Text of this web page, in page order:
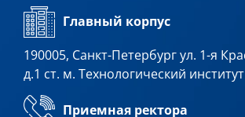
Главный корпус
190005, Санкт-Петербург ул. 1-я
д.1 ст. м. Технологический институт
Приемная ректора